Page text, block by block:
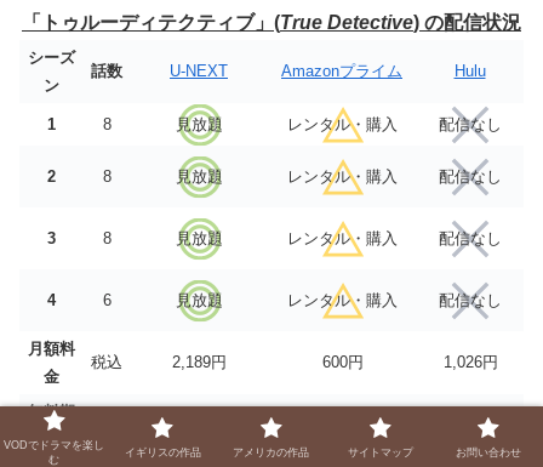
「トゥルーディテクティブ」(True Detective) の配信状況
シーズ
ン
話数 U-NEXT Amazonプライム Hulu
1 8 見放題 レンタル・購入 配信なし
2 8 見放題 レンタル・購入 配信なし
3 8 見放題 レンタル・購入 配信なし
4 6 見放題 レンタル・購入 配信なし
月額料
金
税込 2,189円 600円 1,026円
無料期
間
なし
VODでドラマを楽し
む
イギリスの作品 アメリカの作品 サイトマップ お問い合わせ